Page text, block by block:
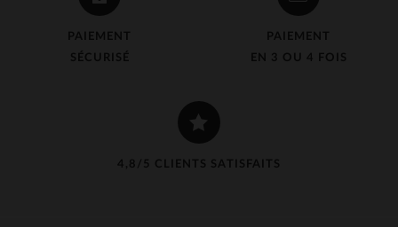
PAIEMENT
SÉCURISÉ
PAIEMENT
EN 3 OU 4 FOIS
4,8/5 CLIENTS SATISFAITS